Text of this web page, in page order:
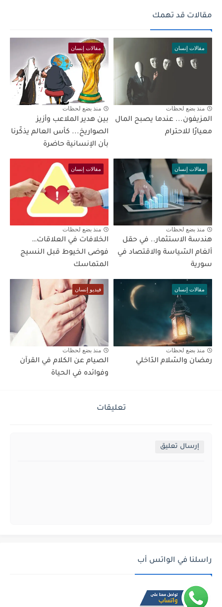
مقالات قد تهمك
مقالات إنسان
منذ بضع لحظات
المزيفون... عندما يصبح المال
معيارًا للاحترام
مقالات إنسان
منذ بضع لحظات
بين هدير الملاعب وأزيز
الصواريخ... كأس العالم يذكّرنا
بأن الإنسانية حاضرة
مقالات إنسان
منذ بضع لحظات
هندسة الاستثمار.. في حقل
ألغام السّياسة والاقتصاد في
سورية
مقالات إنسان
منذ بضع لحظات
الخلافات في العلاقات…
فوضى الخيوط قبل النسيج
المتماسك
مقالات إنسان
منذ بضع لحظات
رمضان والسّلام الدّاخلي
فيديو إنسان
منذ بضع لحظات
الصيام عن الكلام في القرآن
وفوائده في الحياة
تعليقات
إرسال تعليق
راسلنا في الواتس أب